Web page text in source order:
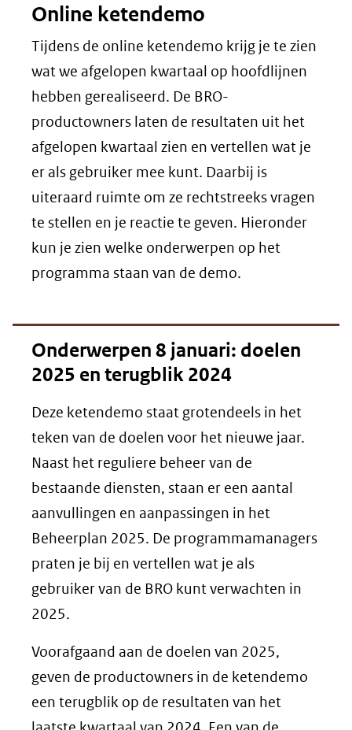
Online ketendemo
Tijdens de online ketendemo krijg je te zien
wat we afgelopen kwartaal op hoofdlijnen
hebben gerealiseerd. De BRO-
productowners laten de resultaten uit het
afgelopen kwartaal zien en vertellen wat je
er als gebruiker mee kunt. Daarbij is
uiteraard ruimte om ze rechtstreeks vragen
te stellen en je reactie te geven. Hieronder
kun je zien welke onderwerpen op het
programma staan van de demo.
Onderwerpen 8 januari: doelen
2025 en terugblik 2024
Deze ketendemo staat grotendeels in het
teken van de doelen voor het nieuwe jaar.
Naast het reguliere beheer van de
bestaande diensten, staan er een aantal
aanvullingen en aanpassingen in het
Beheerplan 2025. De programmamanagers
praten je bij en vertellen wat je als
gebruiker van de BRO kunt verwachten in
2025.
Voorafgaand aan de doelen van 2025,
geven de productowners in de ketendemo
een terugblik op de resultaten van het